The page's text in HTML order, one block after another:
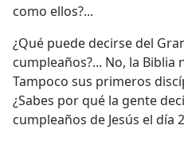
como ellos?...
¿Qué puede decirse del
cumpleaños?... No, la Biblia
Tampoco sus primeros
¿Sabes por qué la gente
cumpleaños de Jesús el día